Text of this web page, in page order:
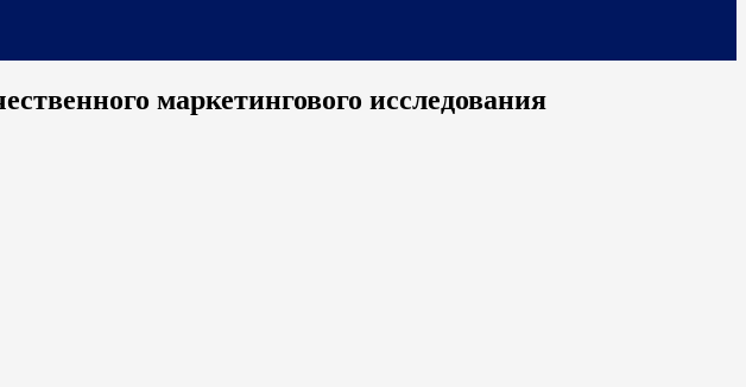
маркетингового исследования